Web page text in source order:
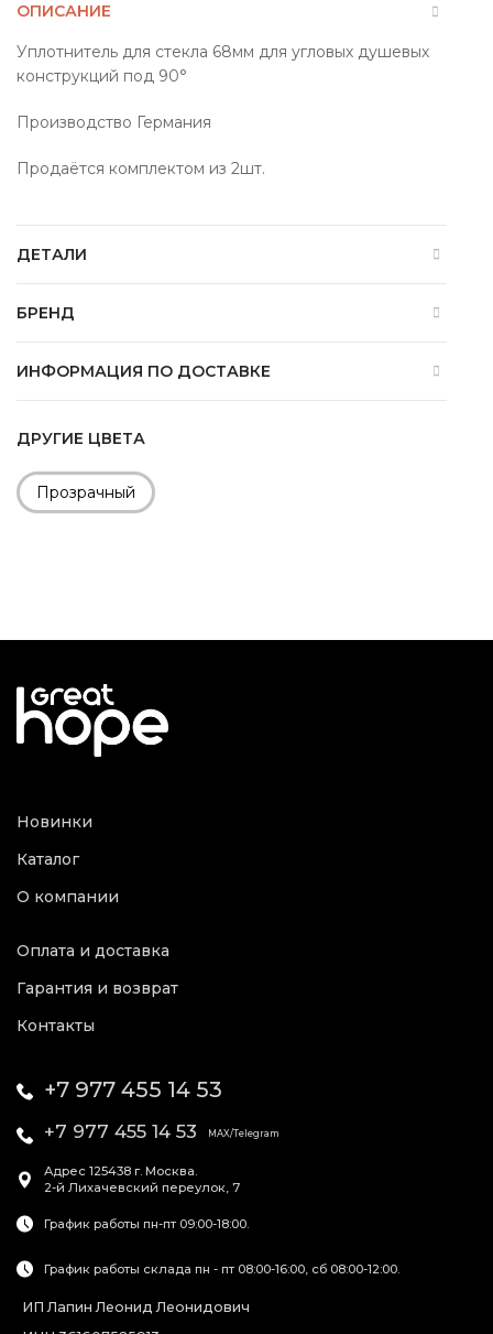
ОПИСАНИЕ
Уплотнитель для стекла 68мм для угловых душевых
конструкций под 90°
Производство Германия
Продаётся комплектом из 2шт.
ДЕТАЛИ
БРЕНД
ИНФОРМАЦИЯ ПО ДОСТАВКЕ
ДРУГИЕ ЦВЕТА
Прозрачный
Новинки
Каталог
О компании
Оплата и доставка
Гарантия и возврат
Контакты
+7 977 455 14 53
+7 977 455 14 53 MAX/Telegram
Адрес 125438 г. Москва.
2-й Лихачевский переулок, 7
График работы пн-пт 09:00-18:00.
График работы склада пн - пт 08:00-16:00, сб 08:00-12:00.
ИП Лапин Леонид Леонидович